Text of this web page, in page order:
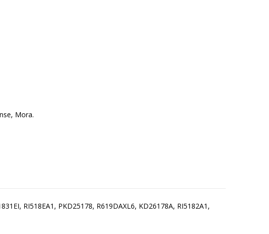
Mora.
RI518EA1, PKD25178, R619DAXL6, KD26178A, RI5182A1,